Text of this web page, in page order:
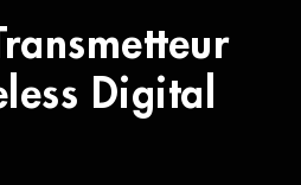
Digital